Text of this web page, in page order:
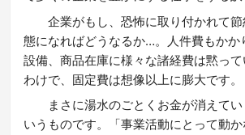
企業がもし、恐怖に取り付かれて
態になればどうなるか…。人件費もかか
設備、商品在庫に様々な諸経費は黙って
わけで、固定費は想像以上に膨大です。
まさに湯水のごとくお金が消えてい
いうものです。「事業活動にとって動か